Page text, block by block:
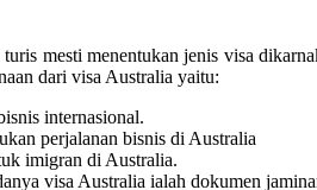
mesti menentukan jenis visa
dari visa Australia yaitu:
internasional.
perjalanan bisnis di Australia
imigran di Australia.
visa Australia ialah dokumen